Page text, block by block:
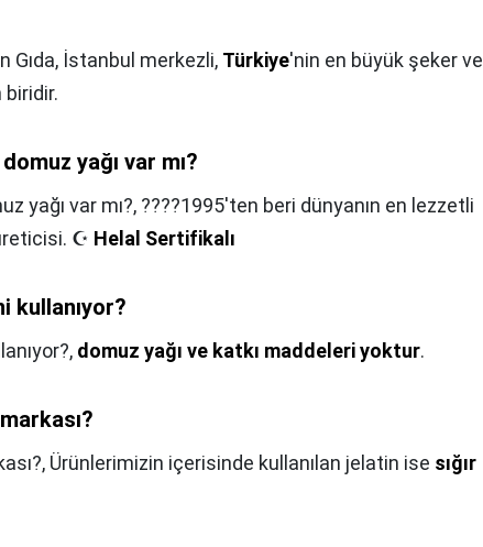
Gıda, İstanbul merkezli, Türkiye'nin en büyük şeker ve
yağı var mı?
yağı var mı?, ????1995'ten beri dünyanın en lezzetli
☪️ Helal Sertifikalı
kullanıyor?
domuz yağı ve katkı maddeleri yoktur.
Ürünlerimizin içerisinde kullanılan jelatin ise sığır